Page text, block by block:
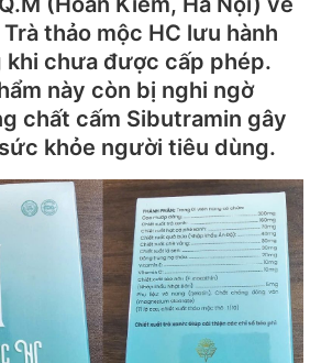
thảo mộc HC lưu hành
chưa được cấp phép.
này còn bị nghi ngờ
chất cấm Sibutramin gây
khỏe người tiêu dùng.